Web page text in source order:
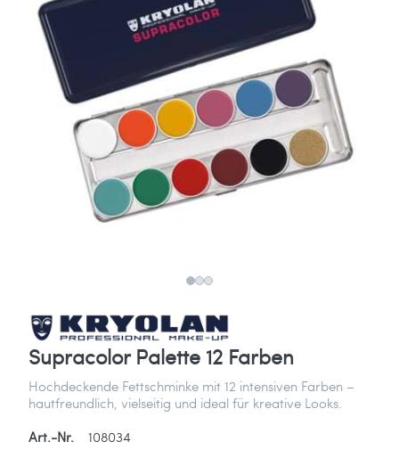
Supracolor Palette 12 Farben
Hochdeckende Fettschminke mit 12 intensiven Farben –
hautfreundlich, vielseitig und ideal für kreative Looks.
Art.-Nr.
108034